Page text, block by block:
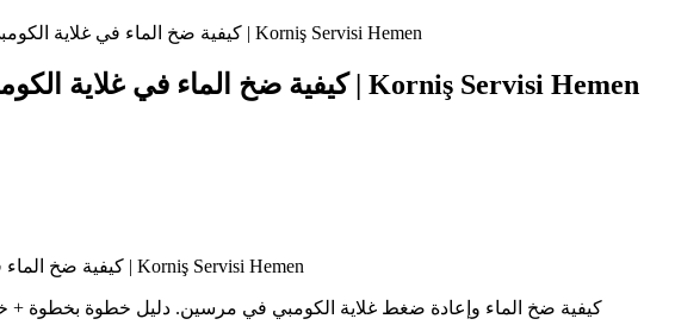
كيفية ضخ الماء في غلاية الكومبي بمرسين – خطوات عملية | Korniş Servisi Hemen
كيفية ضخ الماء في غلاية الكومبي بمرسين – خطوات عملية | Korniş Servisi Hemen
كيفية ضخ الماء في غلاية الكومبي بمرسين – خطوات عملية | Korniş Servisi Hemen
كيفية ضخ الماء وإعادة ضغط غلاية الكومبي في مرسين. دليل خطوة بخطوة + خدمة فنية 24 ساعة. اتصل: 0